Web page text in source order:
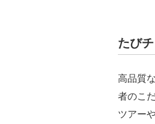
たび
高品質
者のこ
ツアー